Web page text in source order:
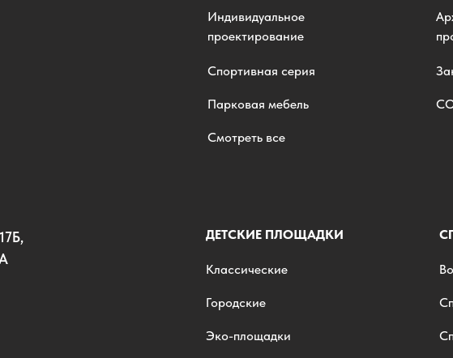
Спортивная серия
Парковая мебель
Смотреть все
Индивидуальное
проектирование
ДЕТСКИЕ ПЛОЩАДКИ
Классические
Городские
Эко-площадки